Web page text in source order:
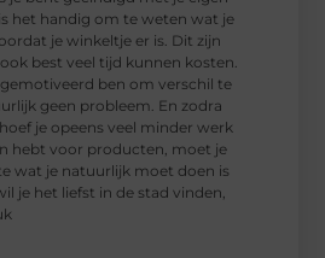
het handig om te weten wat je
je winkeltje er is. Dit zijn
best veel tijd kunnen kosten.
ben om verschil te
geen probleem. En zodra
je opeens veel minder werk
hebt voor producten, moet je
wat je natuurlijk moet doen is
je het liefst in de stad vinden,